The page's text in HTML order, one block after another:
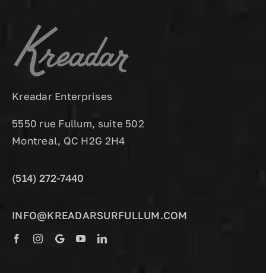
Kreadar Enterprises
5550 rue Fullum, suite 502
Montreal, QC H2G 2H4
(514) 272-7440
INFO@KREADARSURFULLUM.COM